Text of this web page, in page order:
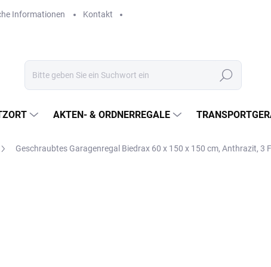
Informationen Kontakt
Suchen
AKTEN- & ORDNERREGALE
Geschraubtes Garagenregal Biedrax 60 x 150 x 150 cm, Anthrazit, 3